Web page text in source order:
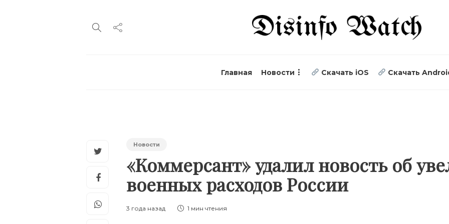
Главная Новости Скачать iOS Скачать
Новости
«Коммерсант» удалил новость об
военных расходов России
3 года назад 1 мин чтения